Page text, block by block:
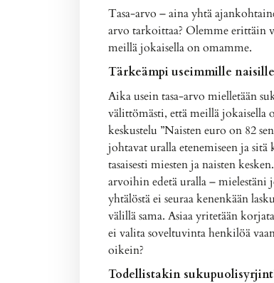
Tasa-arvo – aina yhtä
arvo tarkoittaa? Olemme erittäin
meillä jokaisella on omamme.
Tärkeämpi useimmille
Aika usein tasa-arvo mielletään
välittömästi, että meillä
keskustelu ”Naisten euro on 82
johtavat uralla etenemiseen ja
tasaisesti miesten ja naisten
arvoihin edetä uralla –
yhtälöstä ei seuraa kenenkään
välillä sama. Asiaa yritetään
ei valita soveltuvinta henkilöä
oikein?
Todellistakin